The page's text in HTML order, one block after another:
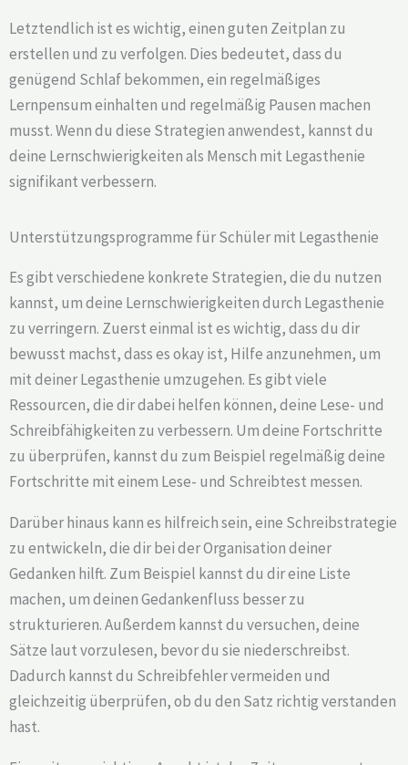
Letztendlich ist es wichtig, einen guten Zeitplan zu
erstellen und zu verfolgen. Dies bedeutet, dass du
genügend Schlaf bekommen, ein regelmäßiges
Lernpensum einhalten und regelmäßig Pausen machen
musst. Wenn du diese Strategien anwendest, kannst du
deine Lernschwierigkeiten als Mensch mit Legasthenie
signifikant verbessern.
Unterstützungsprogramme für Schüler mit Legasthenie
Es gibt verschiedene konkrete Strategien, die du nutzen
kannst, um deine Lernschwierigkeiten durch Legasthenie
zu verringern. Zuerst einmal ist es wichtig, dass du dir
bewusst machst, dass es okay ist, Hilfe anzunehmen, um
mit deiner Legasthenie umzugehen. Es gibt viele
Ressourcen, die dir dabei helfen können, deine Lese- und
Schreibfähigkeiten zu verbessern. Um deine Fortschritte
zu überprüfen, kannst du zum Beispiel regelmäßig deine
Fortschritte mit einem Lese- und Schreibtest messen.
Darüber hinaus kann es hilfreich sein, eine Schreibstrategie
zu entwickeln, die dir bei der Organisation deiner
Gedanken hilft. Zum Beispiel kannst du dir eine Liste
machen, um deinen Gedankenfluss besser zu
strukturieren. Außerdem kannst du versuchen, deine
Sätze laut vorzulesen, bevor du sie niederschreibst.
Dadurch kannst du Schreibfehler vermeiden und
gleichzeitig überprüfen, ob du den Satz richtig verstanden
hast.